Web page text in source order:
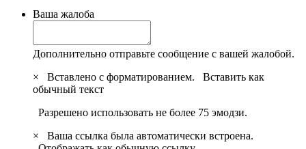
Ваша жалоба
Дополнительно отправьте сообщение с вашей жалобой.
×
Вставлено с форматированием. Вставить как
обычный текст
Разрешено использовать не более 75 эмодзи.
×
Ваша ссылка была автоматически встроена.